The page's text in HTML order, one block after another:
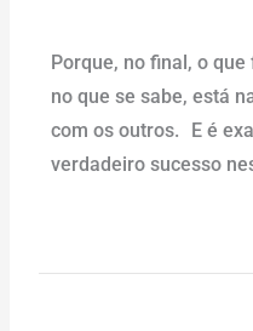
Porque, no final, o
no que se sabe, está
com os outros. E é
verdadeiro sucesso